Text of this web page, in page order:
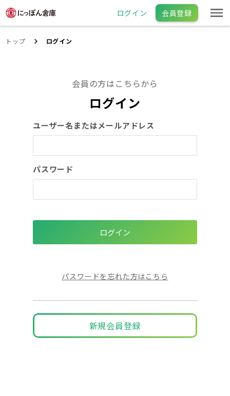
ログイン 会員登録
トップ ログイン
会員の方はこちらから
ログイン
ユーザー名またはメールアドレス
パスワード
パスワードを忘れた方はこちら
新規会員登録